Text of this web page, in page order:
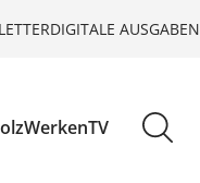
DIGITALE AUSGABEN